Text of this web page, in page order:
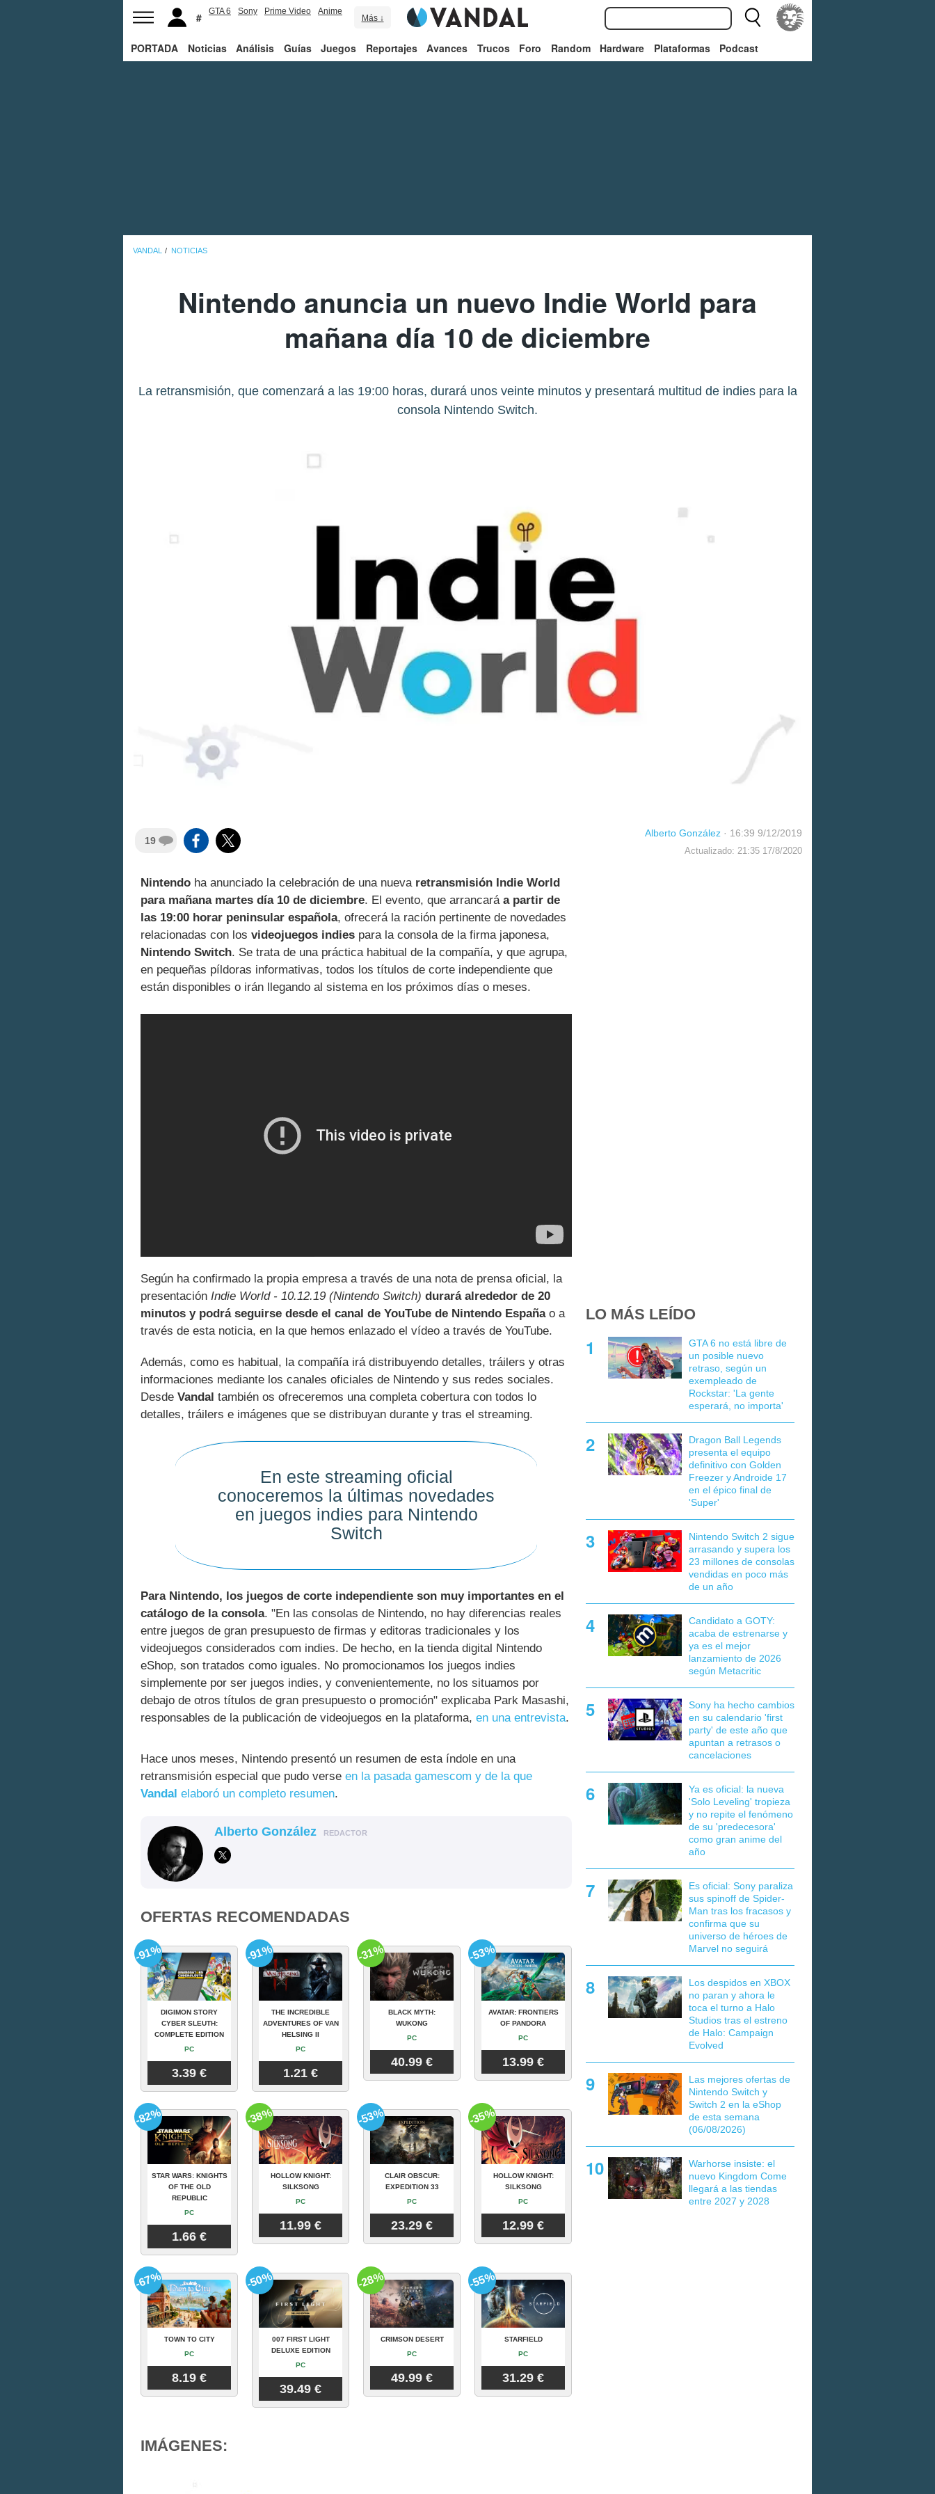
GTA 6 Sony Prime Video Anime
Más ↓
PORTADA Noticias Análisis Guías Juegos Reportajes Avances Trucos Foro Random Hardware Plataformas Podcast
VANDAL NOTICIAS
Nintendo anuncia un nuevo Indie World para
mañana día 10 de diciembre
La retransmisión, que comenzará a las 19:00 horas, durará unos veinte minutos y presentará multitud de indies para la
consola Nintendo Switch.
19
Alberto González · 16:39 9/12/2019
Actualizado: 21:35 17/8/2020
Nintendo ha anunciado la celebración de una nueva retransmisión Indie World
para mañana martes día 10 de diciembre. El evento, que arrancará a partir de
las 19:00 horar peninsular española, ofrecerá la ración pertinente de novedades
relacionadas con los videojuegos indies para la consola de la firma japonesa,
Nintendo Switch. Se trata de una práctica habitual de la compañía, y que agrupa,
en pequeñas píldoras informativas, todos los títulos de corte independiente que
están disponibles o irán llegando al sistema en los próximos días o meses.
Según ha confirmado la propia empresa a través de una nota de prensa oficial, la
presentación Indie World - 10.12.19 (Nintendo Switch) durará alrededor de 20
minutos y podrá seguirse desde el canal de YouTube de Nintendo Españao a
través de esta noticia, en la que hemos enlazado el vídeo a través de YouTube.
Además, como es habitual, la compañía irá distribuyendo detalles, tráilers y otras
informaciones mediante los canales oficiales de Nintendo y sus redes sociales.
Desde Vandal también os ofreceremos una completa cobertura con todos lo
detalles, tráilers e imágenes que se distribuyan durante y tras el streaming.
En este streaming oficial
conoceremos la últimas novedades
en juegos indies para Nintendo
Switch
Para Nintendo, los juegos de corte independiente son muy importantes en el
catálogo de la consola. "En las consolas de Nintendo, no hay diferencias reales
entre juegos de gran presupuesto de firmas y editoras tradicionales y los
videojuegos considerados com indies. De hecho, en la tienda digital Nintendo
eShop, son tratados como iguales. No promocionamos los juegos indies
simplemente por ser juegos indies, y convenientemente, no los situamos por
debajo de otros títulos de gran presupuesto o promoción" explicaba Park Masashi,
responsables de la publicación de videojuegos en la plataforma, en una entrevista.
Hace unos meses, Nintendo presentó un resumen de esta índole en una
retransmisión especial que pudo verse en la pasada gamescom y de la que
Vandal elaboró un completo resumen.
Alberto González REDACTOR
OFERTAS RECOMENDADAS
DIGIMON STORY
CYBER SLEUTH:
COMPLETE EDITION
PC
3.39 €
-91%
THE INCREDIBLE
ADVENTURES OF VAN
HELSING II
PC
1.21 €
-91%
BLACK MYTH:
WUKONG
PC
40.99 €
-31%
AVATAR: FRONTIERS
OF PANDORA
PC
13.99 €
-53%
STAR WARS: KNIGHTS
OF THE OLD
REPUBLIC
PC
1.66 €
-82%
HOLLOW KNIGHT:
SILKSONG
PC
11.99 €
-38%
CLAIR OBSCUR:
EXPEDITION 33
PC
23.29 €
-53%
HOLLOW KNIGHT:
SILKSONG
PC
12.99 €
-35%
TOWN TO CITY
PC
8.19 €
-67%
007 FIRST LIGHT
DELUXE EDITION
PC
39.49 €
-50%
CRIMSON DESERT
PC
49.99 €
-28%
STARFIELD
PC
31.29 €
-55%
IMÁGENES:
LO MÁS LEÍDO
GTA 6 no está libre de
un posible nuevo
retraso, según un
exempleado de
Rockstar: 'La gente
esperará, no importa'
Dragon Ball Legends
presenta el equipo
definitivo con Golden
Freezer y Androide 17
en el épico final de
'Super'
Nintendo Switch 2 sigue
arrasando y supera los
23 millones de consolas
vendidas en poco más
de un año
Candidato a GOTY:
acaba de estrenarse y
ya es el mejor
lanzamiento de 2026
según Metacritic
Sony ha hecho cambios
en su calendario 'first
party' de este año que
apuntan a retrasos o
cancelaciones
Ya es oficial: la nueva
'Solo Leveling' tropieza
y no repite el fenómeno
de su 'predecesora'
como gran anime del
año
Es oficial: Sony paraliza
sus spinoff de Spider-
Man tras los fracasos y
confirma que su
universo de héroes de
Marvel no seguirá
Los despidos en XBOX
no paran y ahora le
toca el turno a Halo
Studios tras el estreno
de Halo: Campaign
Evolved
Las mejores ofertas de
Nintendo Switch y
Switch 2 en la eShop
de esta semana
(06/08/2026)
Warhorse insiste: el
nuevo Kingdom Come
llegará a las tiendas
entre 2027 y 2028